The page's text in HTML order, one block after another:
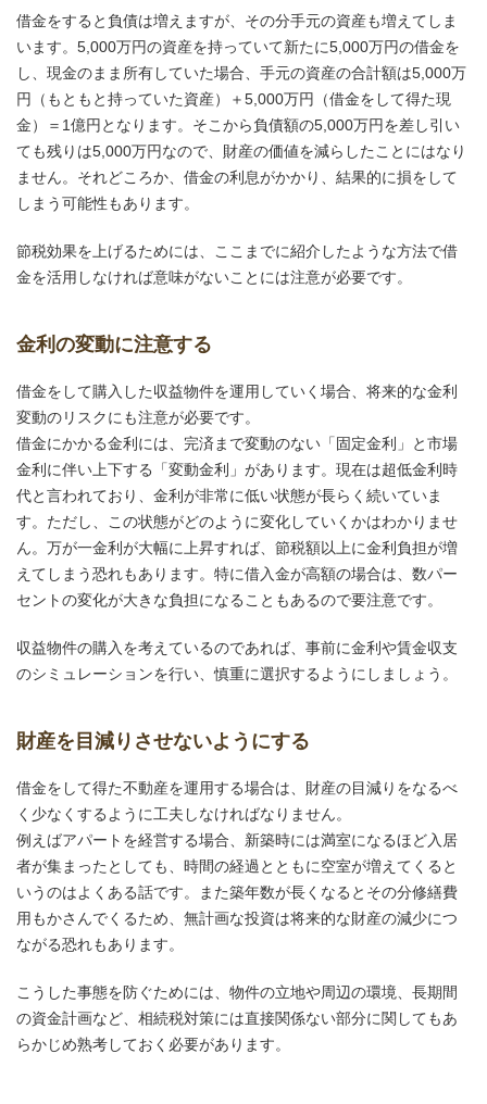
借金をすると負債は増えますが、その分手元の資産も増えてしま
います。5,000万円の資産を持っていて新たに5,000万円の借金を
し、現金のまま所有していた場合、手元の資産の合計額は5,000万
円（もともと持っていた資産）＋5,000万円（借金をして得た現
金）＝1億円となります。そこから負債額の5,000万円を差し引い
ても残りは5,000万円なので、財産の価値を減らしたことにはなり
ません。それどころか、借金の利息がかかり、結果的に損をして
しまう可能性もあります。
節税効果を上げるためには、ここまでに紹介したような方法で借
金を活用しなければ意味がないことには注意が必要です。
金利の変動に注意する
借金をして購入した収益物件を運用していく場合、将来的な金利
変動のリスクにも注意が必要です。
借金にかかる金利には、完済まで変動のない「固定金利」と市場
金利に伴い上下する「変動金利」があります。現在は超低金利時
代と言われており、金利が非常に低い状態が長らく続いていま
す。ただし、この状態がどのように変化していくかはわかりませ
ん。万が一金利が大幅に上昇すれば、節税額以上に金利負担が増
えてしまう恐れもあります。特に借入金が高額の場合は、数パー
セントの変化が大きな負担になることもあるので要注意です。
収益物件の購入を考えているのであれば、事前に金利や賃金収支
のシミュレーションを行い、慎重に選択するようにしましょう。
財産を目減りさせないようにする
借金をして得た不動産を運用する場合は、財産の目減りをなるべ
く少なくするように工夫しなければなりません。
例えばアパートを経営する場合、新築時には満室になるほど入居
者が集まったとしても、時間の経過とともに空室が増えてくると
いうのはよくある話です。また築年数が長くなるとその分修繕費
用もかさんでくるため、無計画な投資は将来的な財産の減少につ
ながる恐れもあります。
こうした事態を防ぐためには、物件の立地や周辺の環境、長期間
の資金計画など、相続税対策には直接関係ない部分に関してもあ
らかじめ熟考しておく必要があります。